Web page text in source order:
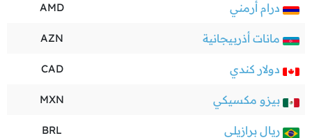
درام أرمني AMD
مانات أذربيجانية AZN
دولار كندي CAD
بيزو مكسيكي MXN
ريال برازيلي BRL